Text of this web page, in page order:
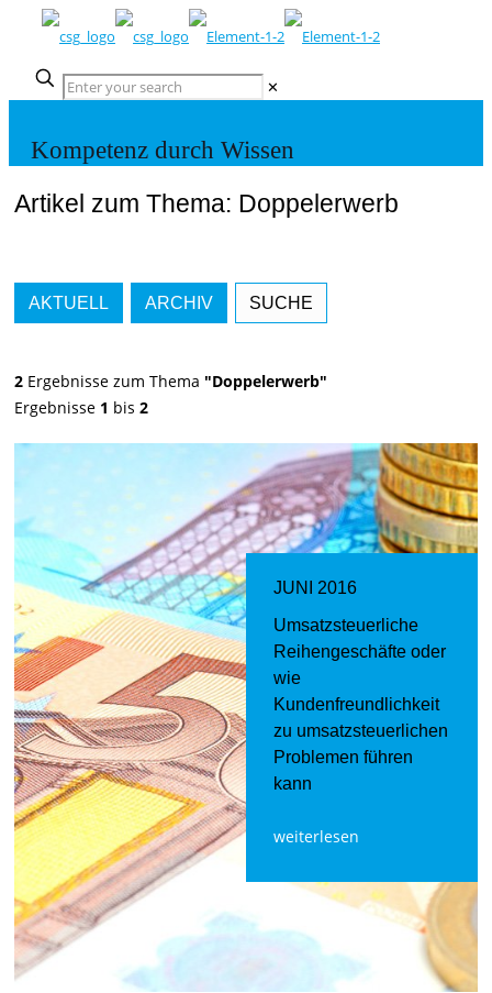
✕
Kompetenz durch Wissen
Artikel zum Thema: Doppelerwerb
AKTUELL ARCHIV SUCHE
2 Ergebnisse zum Thema "Doppelerwerb"
Ergebnisse 1 bis 2
JUNI 2016
Umsatzsteuerliche
Reihengeschäfte oder
wie
Kundenfreundlichkeit
zu umsatzsteuerlichen
Problemen führen
kann
weiterlesen